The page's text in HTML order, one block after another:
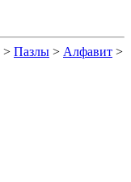
> Пазлы > Алфавит >